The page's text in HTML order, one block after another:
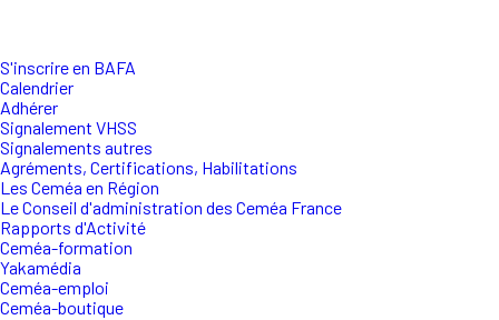
S'inscrire en BAFA
Calendrier
Adhérer
Signalement VHSS
Signalements autres
Agréments, Certifications, Habilitations
Les Ceméa en Région
Le Conseil d'administration des Ceméa France
Rapports d'Activité
Ceméa-formation
Yakamédia
Ceméa-emploi
Ceméa-boutique